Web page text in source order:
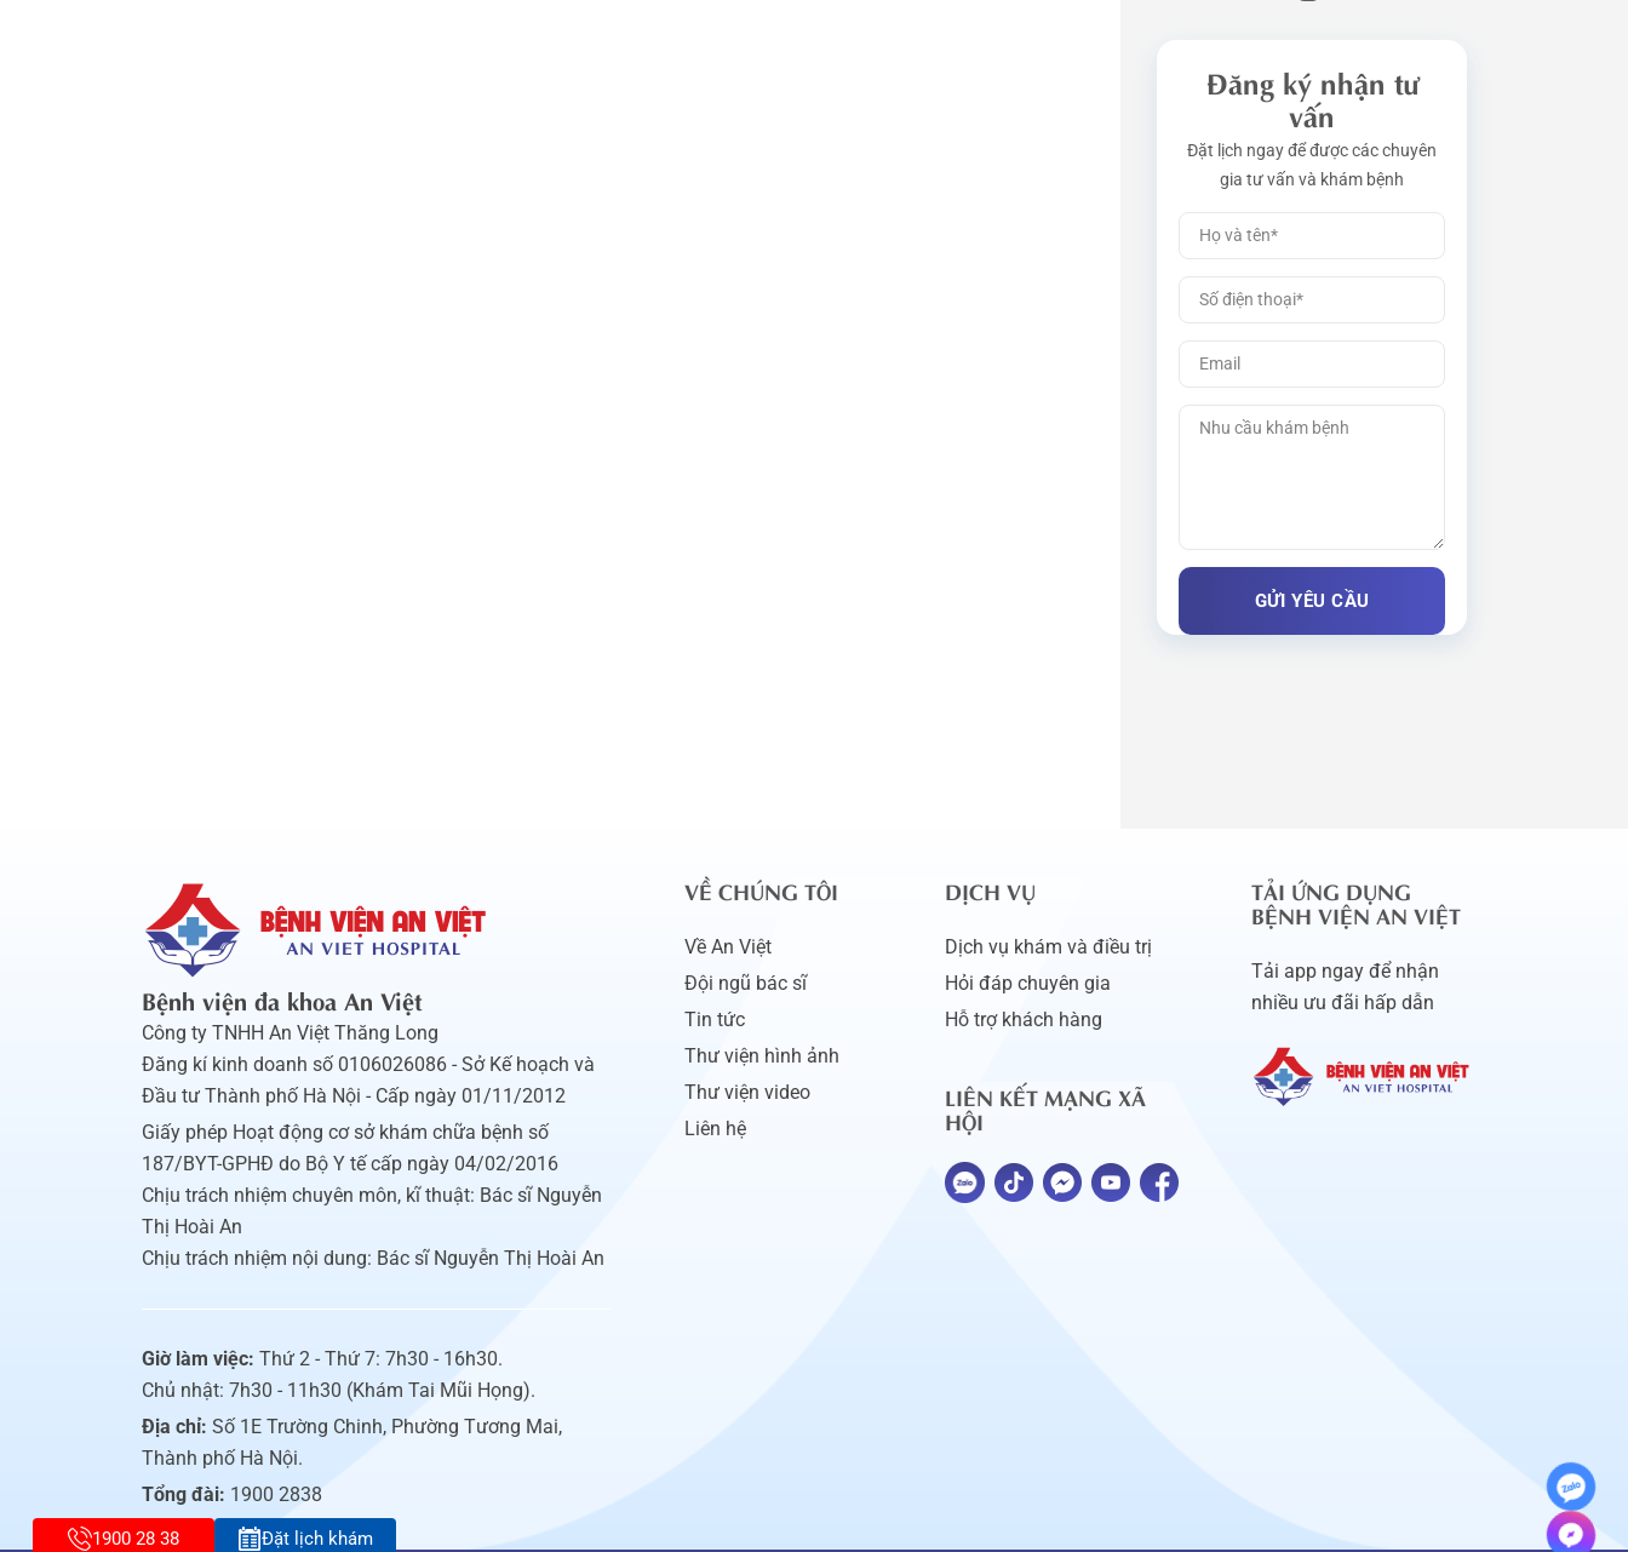
Đăng ký nhận tư
vấn
Đặt lịch ngay để được các chuyên
gia tư vấn và khám bệnh
Bệnh viện đa khoa An Việt
Công ty TNHH An Việt Thăng Long
Đăng kí kinh doanh số 0106026086 - Sở Kế hoạch và
Đầu tư Thành phố Hà Nội - Cấp ngày 01/11/2012
Giấy phép Hoạt động cơ sở khám chữa bệnh số
187/BYT-GPHĐ do Bộ Y tế cấp ngày 04/02/2016
Chịu trách nhiệm chuyên môn, kĩ thuật: Bác sĩ Nguyễn
Thị Hoài An
Chịu trách nhiệm nội dung: Bác sĩ Nguyễn Thị Hoài An
Giờ làm việc: Thứ 2 - Thứ 7: 7h30 - 16h30.
Chủ nhật: 7h30 - 11h30 (Khám Tai Mũi Họng).
Địa chỉ: Số 1E Trường Chinh, Phường Tương Mai,
Thành phố Hà Nội.
Tổng đài: 1900 2838
VỀ CHÚNG TÔI
Về An Việt
Đội ngũ bác sĩ
Tin tức
Thư viện hình ảnh
Thư viện video
Liên hệ
DỊCH VỤ
Dịch vụ khám và điều trị
Hỏi đáp chuyên gia
Hỗ trợ khách hàng
LIÊN KẾT MẠNG XÃ
HỘI
TẢI ỨNG DỤNG
BỆNH VIỆN AN VIỆT
Tải app ngay để nhận
nhiều ưu đãi hấp dẫn
1900 28 38 Đặt lịch khám